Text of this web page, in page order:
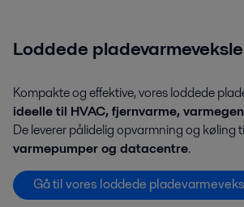
Loddede
Kompakte og effektive, vores loddede
ideelle til HVAC, fjernvarme,
De leverer pålidelig opvarmning og køling
varmepumper og datacentre.
Gå til vores loddede